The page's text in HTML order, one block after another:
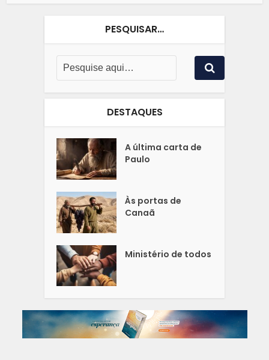
PESQUISAR…
DESTAQUES
A última carta de
Paulo
Às portas de
Canaã
Ministério de todos